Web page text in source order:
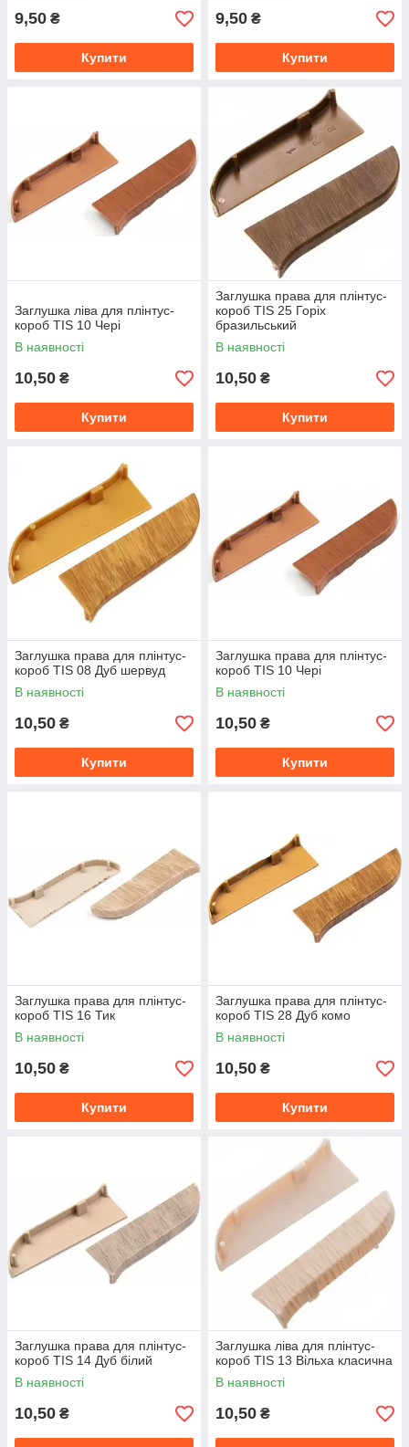
9,50 ₴
Купити
9,50 ₴
Купити
Заглушка ліва для плінтус-
короб TIS 10 Чері
В наявності
10,50 ₴
Купити
Заглушка права для плінтус-
короб TIS 25 Горіх
бразильський
В наявності
10,50 ₴
Купити
Заглушка права для плінтус-
короб TIS 08 Дуб шервуд
В наявності
10,50 ₴
Купити
Заглушка права для плінтус-
короб TIS 10 Чері
В наявності
10,50 ₴
Купити
Заглушка права для плінтус-
короб TIS 16 Тик
В наявності
10,50 ₴
Купити
Заглушка права для плінтус-
короб TIS 28 Дуб комо
В наявності
10,50 ₴
Купити
Заглушка права для плінтус-
короб TIS 14 Дуб білий
В наявності
10,50 ₴
Заглушка ліва для плінтус-
короб TIS 13 Вільха класична
В наявності
10,50 ₴